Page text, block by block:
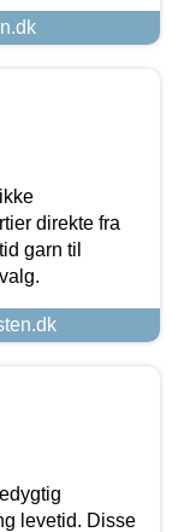
direkte fra
garn til
levetid. Disse